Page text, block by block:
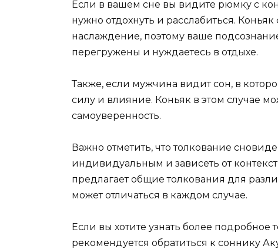
Если в вашем сне вы видите рюмку с
нужно отдохнуть и расслабиться.
наслаждение, поэтому ваше
перегружены и нуждаетесь в отдыхе.
Также, если мужчина видит сон, в
силу и влияние. Коньяк в этом случае
самоуверенность.
Важно отметить, что толкование
индивидуальным и зависеть от
предлагает общие толкования для
может отличаться в каждом случае.
Если вы хотите узнать более
рекомендуется обратиться к соннику